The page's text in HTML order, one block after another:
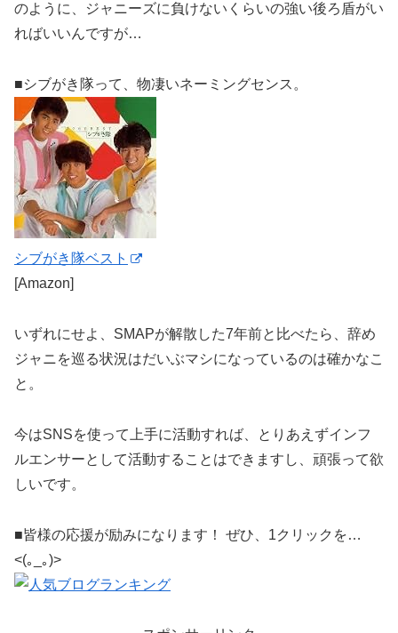
のように、ジャニーズに負けないくらいの強い後ろ盾がい
ればいいんですが…
■シブがき隊って、物凄いネーミングセンス。
シブがき隊ベスト
[Amazon]
いずれにせよ、SMAPが解散した7年前と比べたら、辞め
ジャニを巡る状況はだいぶマシになっているのは確かなこ
と。
今はSNSを使って上手に活動すれば、とりあえずインフ
ルエンサーとして活動することはできますし、頑張って欲
しいです。
■皆様の応援が励みになります！ ぜひ、1クリックを…
<(｡_｡)>